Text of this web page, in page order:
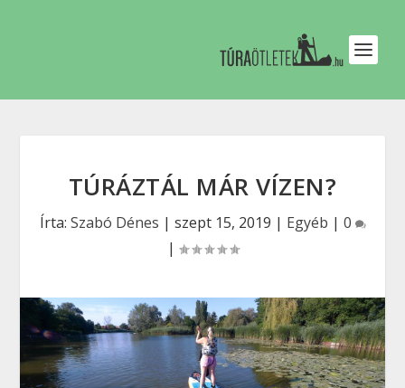
TÚRÁZTÁL MÁR VÍZEN?
Írta: Szabó Dénes | szept 15, 2019 | Egyéb | 0
|